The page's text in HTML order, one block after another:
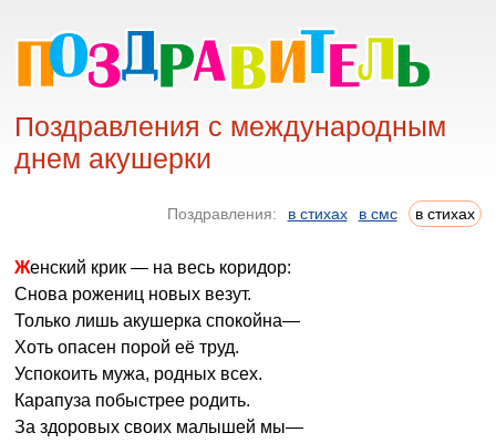
Поздравления с международным
днем акушерки
Поздравления: в стихах в смс в стихах
Женский крик — на весь коридор:
Снова рожениц новых везут.
Только лишь акушерка спокойна—
Хоть опасен порой её труд.
Успокоить мужа, родных всех.
Карапуза побыстрее родить.
За здоровых своих малышей мы—